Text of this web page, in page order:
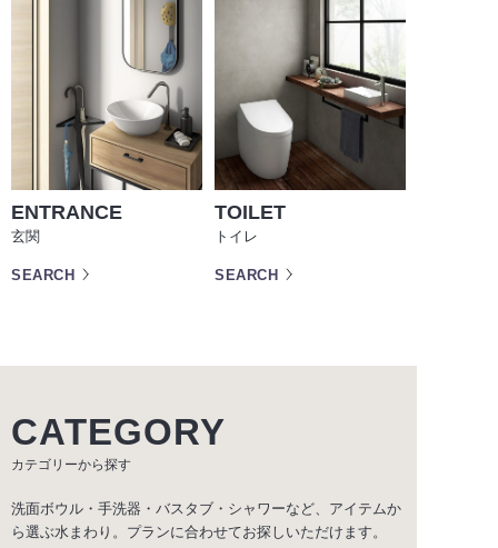
ENTRANCE
玄関
SEARCH
TOILET
トイレ
SEARCH
CATEGORY
カテゴリーから探す
洗面ボウル・手洗器・バスタブ・シャワーなど、アイテムか
ら選ぶ水まわり。プランに合わせてお探しいただけます。